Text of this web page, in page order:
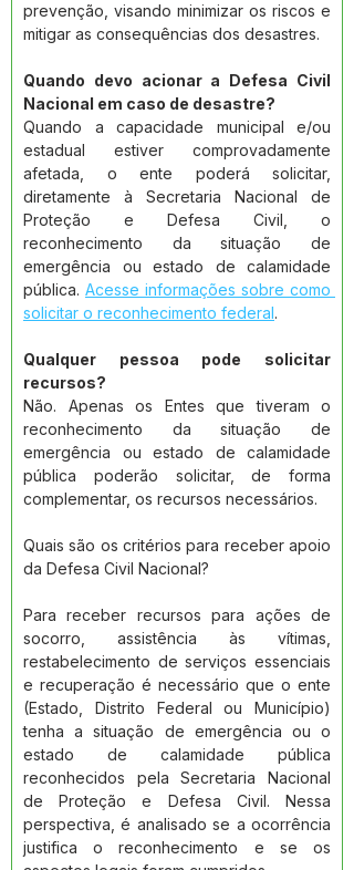
prevenção, visando minimizar os riscos e
mitigar as consequências dos desastres.
Quando devo acionar a Defesa Civil
Nacional em caso de desastre?
Quando a capacidade municipal e/ou
estadual estiver comprovadamente
afetada, o ente poderá solicitar,
diretamente à Secretaria Nacional de
Proteção e Defesa Civil, o
reconhecimento da situação de
emergência ou estado de calamidade
pública. Acesse informações sobre como
solicitar o reconhecimento federal.
Qualquer pessoa pode solicitar
recursos?
Não. Apenas os Entes que tiveram o
reconhecimento da situação de
emergência ou estado de calamidade
pública poderão solicitar, de forma
complementar, os recursos necessários.
Quais são os critérios para receber apoio
da Defesa Civil Nacional?
Para receber recursos para ações de
socorro, assistência às vítimas,
restabelecimento de serviços essenciais
e recuperação é necessário que o ente
(Estado, Distrito Federal ou Município)
tenha a situação de emergência ou o
estado de calamidade pública
reconhecidos pela Secretaria Nacional
de Proteção e Defesa Civil. Nessa
perspectiva, é analisado se a ocorrência
justifica o reconhecimento e se os